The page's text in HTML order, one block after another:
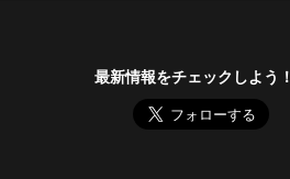
最新情報をチェックしよう！